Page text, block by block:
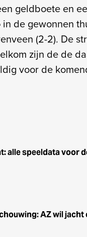
geldboete en
de gewonnen
(2-2). De
zijn de de
voor de
alle speeldata voor
AZ wil jacht